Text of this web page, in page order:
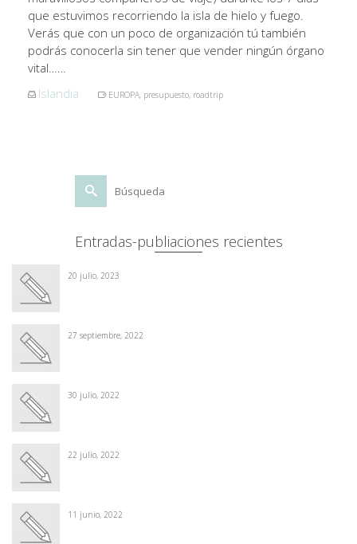
que estuvimos recorriendo la isla de hielo y fuego.
Verás que con un poco de organización tú también
podrás conocerla sin tener que vender ningún órgano
vital……
Islandia
EUROPA, presupuesto, roadtrip
Buscar
por:
Entradas-publiaciones recientes
20 julio, 2023
27 septiembre, 2022
30 julio, 2022
22 julio, 2022
11 junio, 2022